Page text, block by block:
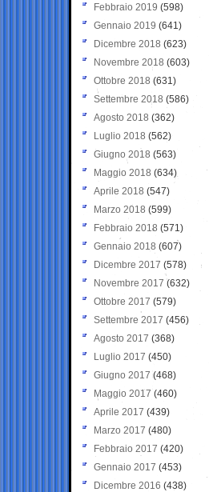
Febbraio 2019 (598)
Gennaio 2019 (641)
Dicembre 2018 (623)
Novembre 2018 (603)
Ottobre 2018 (631)
Settembre 2018 (586)
Agosto 2018 (362)
Luglio 2018 (562)
Giugno 2018 (563)
Maggio 2018 (634)
Aprile 2018 (547)
Marzo 2018 (599)
Febbraio 2018 (571)
Gennaio 2018 (607)
Dicembre 2017 (578)
Novembre 2017 (632)
Ottobre 2017 (579)
Settembre 2017 (456)
Agosto 2017 (368)
Luglio 2017 (450)
Giugno 2017 (468)
Maggio 2017 (460)
Aprile 2017 (439)
Marzo 2017 (480)
Febbraio 2017 (420)
Gennaio 2017 (453)
Dicembre 2016 (438)